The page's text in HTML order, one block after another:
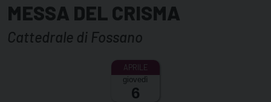
MESSA DEL CRISMA
Cattedrale di Fossano
giovedì
6